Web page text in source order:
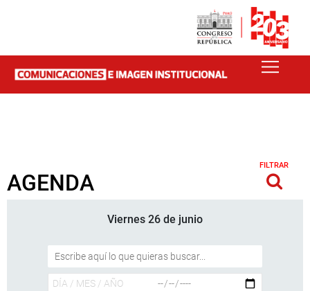
AGENDA
FILTRAR
Viernes 26 de junio